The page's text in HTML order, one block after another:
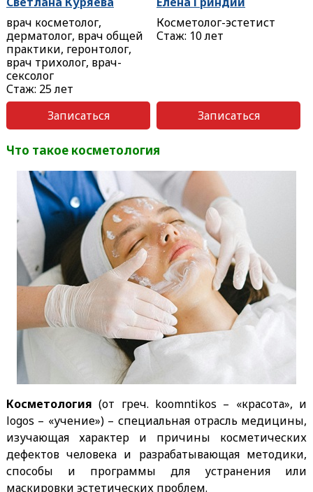
врач косметолог,
дерматолог, врач общей
практики, геронтолог,
врач трихолог, врач-
сексолог
Стаж: 25 лет
Записаться
Косметолог-эстетист
Стаж: 10 лет
Записаться
Что такое косметология
Косметология (от греч. koomntikos – «красота», и
logos – «учение») – специальная отрасль медицины,
изучающая характер и причины косметических
дефектов человека и разрабатывающая методики,
способы и программы для устранения или
маскировки эстетических проблем.